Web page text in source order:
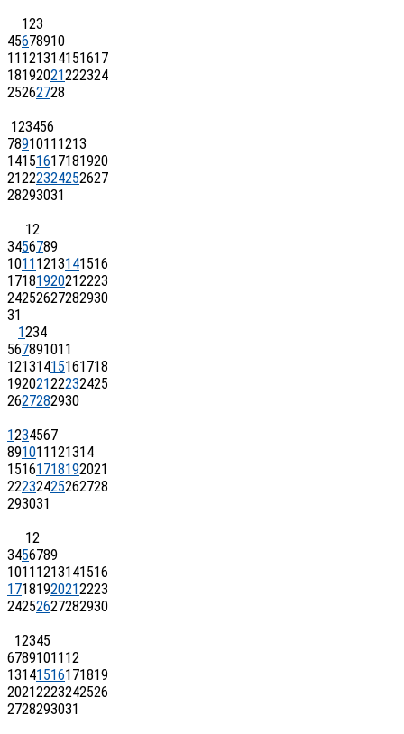
123
45678910
11 121314151617
18192021222324
25262728
123456
7891011 1213
14151617181920
21222324252627
28293031
12
3456789
1011 1213141516
17181920212223
24252627282930
31
1234
567891011
12131415161718
19202122232425
2627282930
1234567
891011 121314
15161718192021
22232425262728
293031
12
3456789
1011 1213141516
17181920212223
24252627282930
12345
67891011 12
13141516171819
20212223242526
2728293031